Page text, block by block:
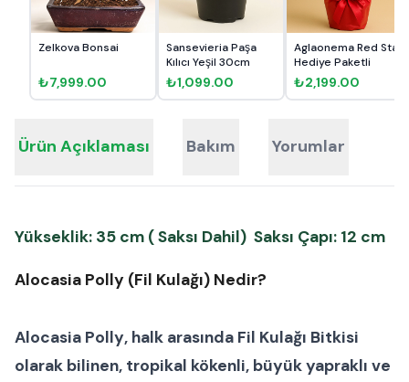
Zelkova Bonsai
₺7,999.00
Sansevieria Paşa
Kılıcı Yeşil 30cm
₺1,099.00
Aglaonema Red Star
Hediye Paketli
₺2,199.00
Ürün Açıklaması Bakım Yorumlar
Yükseklik: 35 cm ( Saksı Dahil) Saksı Çapı: 12 cm
Alocasia Polly (Fil Kulağı) Nedir?
Alocasia Polly, halk arasında Fil Kulağı Bitkisi
olarak bilinen, tropikal kökenli, büyük yapraklı ve